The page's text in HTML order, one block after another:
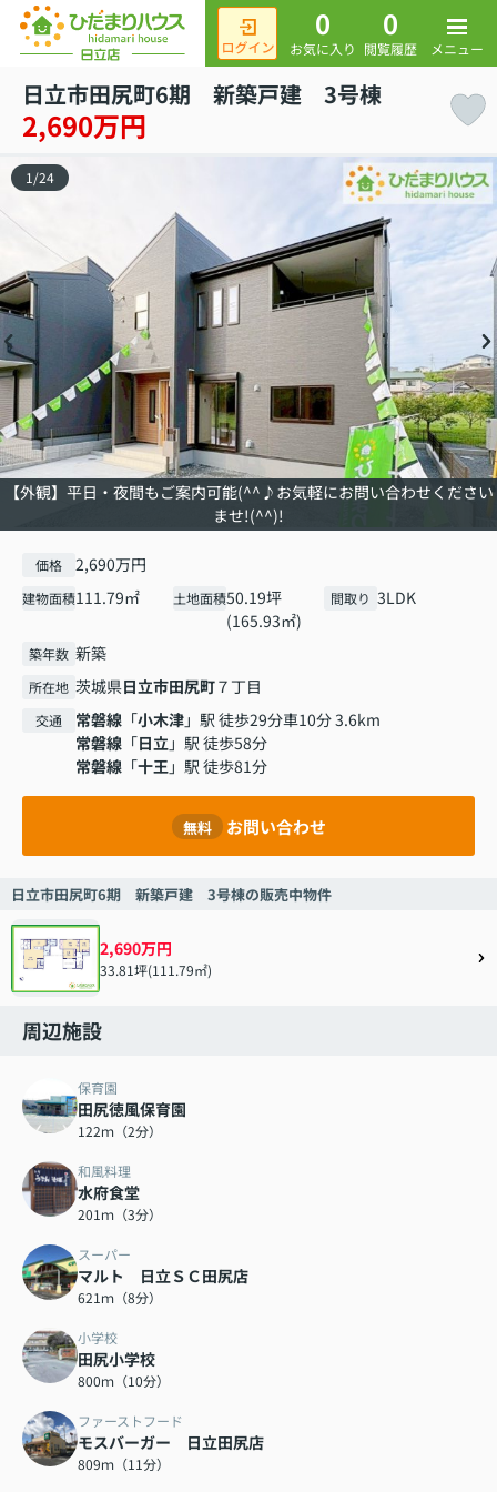
0
お気に入り
0
閲覧履歴 メニュー
日立市田尻町6期 新築戸建 3号棟
2,690万円
【外観】平日・夜間もご案内可能(^^♪お気軽にお問い合わせください
ませ!(^^)!
1 /24
価格 2,690万円
建物面積111.79㎡ 土地面積50.19坪
(165.93㎡)
間取り 3LDK
築年数 新築
所在地 茨城県日立市田尻町７丁目
交通 常磐線 「小木津」駅 徒歩29分車10分 3.6km
常磐線 「日立」駅 徒歩58分
常磐線 「十王」駅 徒歩81分
無料 お問い合わせ
日立市田尻町6期 新築戸建 3号棟の販売中物件
2,690万円
33.81坪(111.79㎡)
周辺施設
保育園
田尻徳風保育園
122ｍ（2分）
和風料理
水府食堂
201ｍ（3分）
スーパー
マルト 日立ＳＣ田尻店
621ｍ（8分）
小学校
田尻小学校
800ｍ（10分）
ファーストフード
モスバーガー 日立田尻店
809ｍ（11分）